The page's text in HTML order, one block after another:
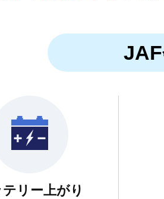
リー上がり